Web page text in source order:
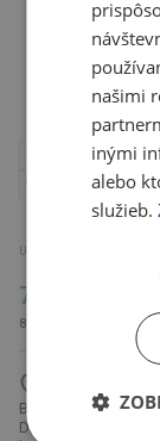
Zobraziť viac
U partnera 51 ks
7.22 €
8.88 € s DPH
B&C | Inspire Polo /
Dámske piqué polo
našimi
inými
alebo
služieb.